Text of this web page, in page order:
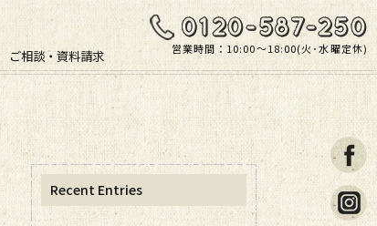
ご相談・資料請求 営業時間：10:00〜18:00(火･水曜定休)
Recent Entries